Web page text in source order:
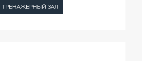
ТРЕНАЖЕРНЫЙ ЗАЛ